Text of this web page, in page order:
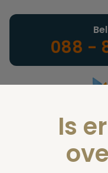
088 -
Is